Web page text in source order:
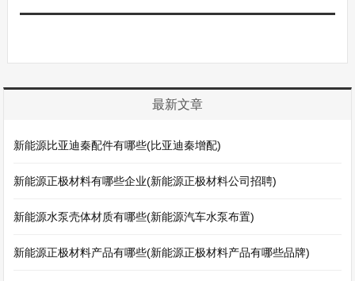
最新文章
新能源比亚迪秦配件有哪些(比亚迪秦增配)
新能源正极材料有哪些企业(新能源正极材料公司招聘)
新能源水泵壳体材质有哪些(新能源汽车水泵布置)
新能源正极材料产品有哪些(新能源正极材料产品有哪些品牌)